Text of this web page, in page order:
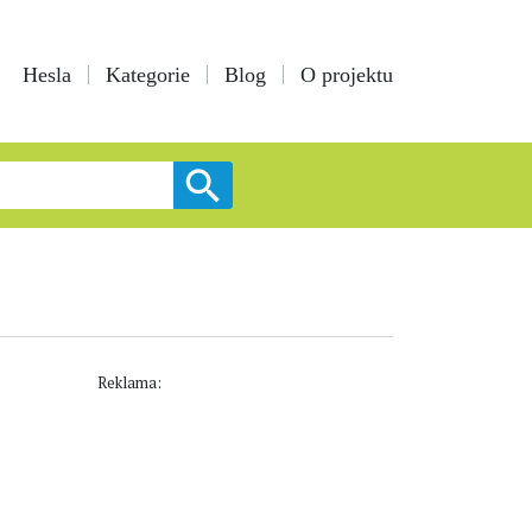
Hesla Kategorie Blog O projektu
Reklama: